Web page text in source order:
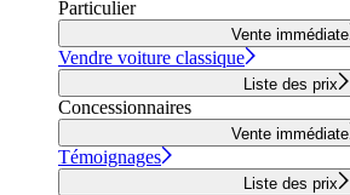
Particulier
Vente immédiate
Vendre voiture classique
Liste des prix
Concessionnaires
Vente immédiate
Témoignages
Liste des prix